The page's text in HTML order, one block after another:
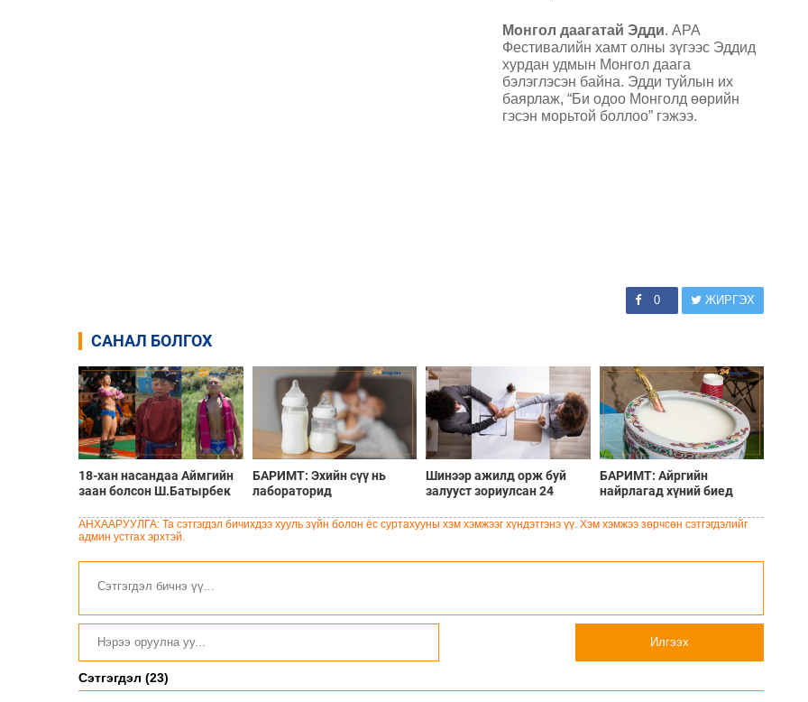
Монгол даагатай Эдди. АРА
Фестивалийн хамт олны зүгээс Эддид
хурдан удмын Монгол даага
бэлэглэсэн байна. Эдди туйлын их
баярлаж, “Би одоо Монголд өөрийн
гэсэн морьтой боллоо” гэжээ.
0 ЖИРГЭХ
САНАЛ БОЛГОХ
18-хан насандаа Аймгийн
заан болсон Ш.Батырбек
БАРИМТ: Эхийн сүү нь
лабораторид
100 гаруй төрлийн ашигтай
Шинээр ажилд орж буй
залууст зориулсан 24
БАРИМТ: Айргийн
найрлагад хүний биед
агуулагддаг
АНХААРУУЛГА: Та сэтгэгдэл бичихдээ хууль зүйн болон ёс суртахууны хэм хэмжээг хүндэтгэнэ үү. Хэм хэмжээ зөрчсөн сэтгэгдэлийг
админ устгах эрхтэй.
Илгээх
Сэтгэгдэл (23)